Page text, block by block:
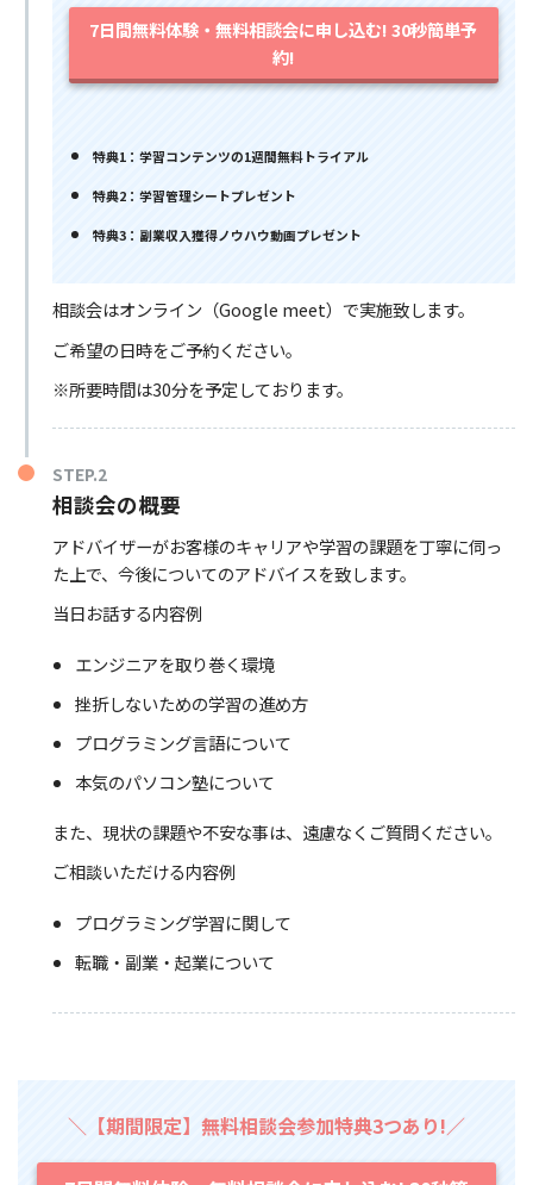
7日間無料体験・無料相談会に申し込む! 30秒簡単予
約!
特典1：学習コンテンツの1週間無料トライアル
特典2：学習管理シートプレゼント
特典3：副業収入獲得ノウハウ動画プレゼント
相談会はオンライン（Google meet）で実施致します。
ご希望の日時をご予約ください。
※所要時間は30分を予定しております。
STEP.2
相談会の概要
アドバイザーがお客様のキャリアや学習の課題を丁寧に伺っ
た上で、今後についてのアドバイスを致します。
当日お話する内容例
エンジニアを取り巻く環境
挫折しないための学習の進め方
プログラミング言語について
本気のパソコン塾について
また、現状の課題や不安な事は、遠慮なくご質問ください。
ご相談いただける内容例
プログラミング学習に関して
転職・副業・起業について
＼【期間限定】無料相談会参加特典3つあり!／